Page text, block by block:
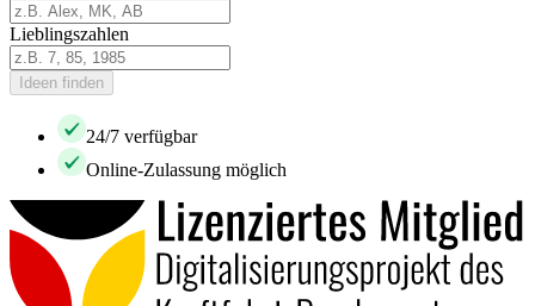
Lieblingszahlen
Ideen finden
24/7 verfügbar
Online-Zulassung möglich